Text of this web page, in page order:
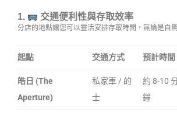
1. 交通便利性與存取效率
分店的地點讓您可以靈活安排存取時間，無論是自
起點 交通方式 預計時間
皓日 (The
Aperture)
私家車 / 的
士
約 8-10
鐘